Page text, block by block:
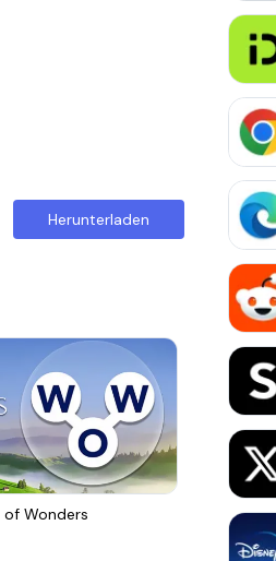
Herunterladen
of Wonders